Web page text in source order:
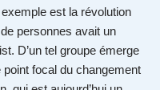
est la révolution
personnes avait un
D’un tel groupe émerge
focal du changement